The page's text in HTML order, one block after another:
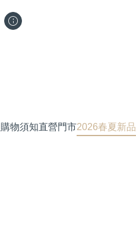
購物須知直營門市2026春夏新品